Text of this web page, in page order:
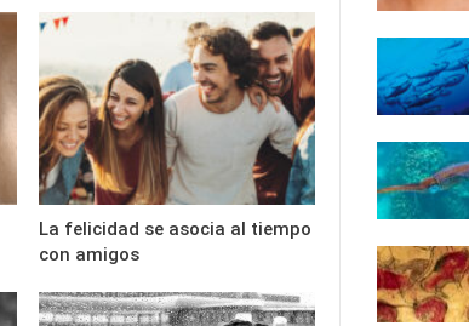
La felicidad se asocia al tiempo
con amigos